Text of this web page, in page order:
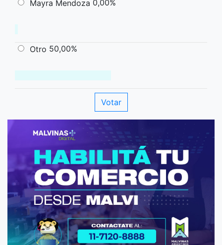
Mayra Mendoza 0,00%
Otro 50,00%